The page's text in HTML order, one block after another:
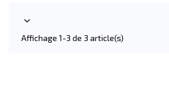

Affichage 1-3 de 3 article(s)